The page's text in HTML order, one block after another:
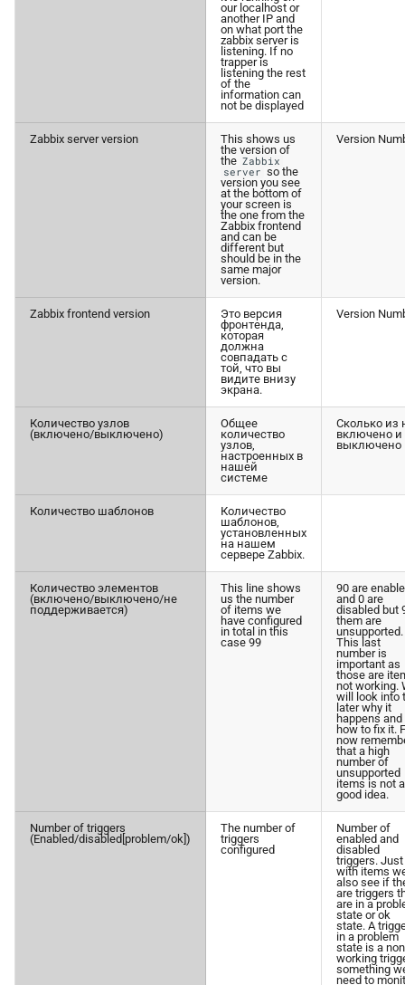
our localhost or
another IP and
on what port the
zabbix server is
listening. If no
trapper is
listening the rest
of the
information can
not be displayed
Zabbix server version
This shows us
the version of
the Zabbix
server so the
version you see
at the bottom of
your screen is
the one from the
Zabbix frontend
and can be
different but
should be in the
same major
version.
Version
Zabbix frontend version
Это версия
фронтенда,
которая
должна
совпадать с
той, что вы
видите внизу
экрана.
Version
Количество узлов
(включено/выключено)
Общее
количество
узлов,
настроенных в
нашей
системе
Сколько из
включено и
выключено
Количество шаблонов
Количество
шаблонов,
установленных
на нашем
сервере Zabbix.
Количество элементов
(включено/выключено/не
поддерживается)
This line shows
us the number
of items we
have configured
in total in this
case 99
90 are
and 0 are
disabled but
them are
unsupported.
This last
number is
important as
those are
not working.
will look into
later why it
happens and
how to fix it.
now
that a high
number of
unsupported
items is not a
good idea.
Number of triggers
(Enabled/disabled[problem/ok])
The number of
triggers
configured
Number of
enabled and
disabled
triggers.
with items
also see if
are triggers
are in a
state or ok
state. A
in a problem
state is a non
working
something
need to